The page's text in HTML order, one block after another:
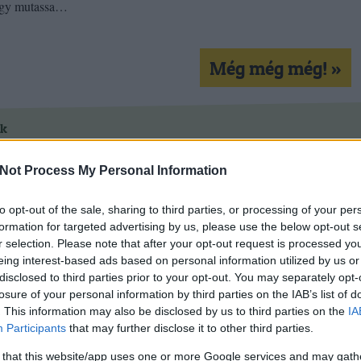
Process My Personal Information
opt-out of the sale, sharing to third parties, or processing of your
for targeted advertising by us, please use the below opt-out
selection. Please note that after your opt-out request is processed
interest-based ads based on personal information utilized by us
to third parties prior to your opt-out. You may separately
of your personal information by third parties on the IAB’s list of
This information may also be disclosed by us to third parties on the
Participants that may further disclose it to other third parties.
that this website/app uses one or more Google services and may
mutassa…
Még még még! »
is!
Tetszik 0